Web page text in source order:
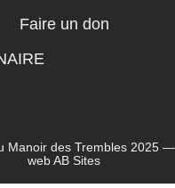
Faire un don
Manoir des Trembles 2025
webAB Sites